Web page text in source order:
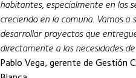
habitantes, especialmente en los
creciendo en la comuna. Vamos
desarrollar proyectos que
directamente a las necesidades
Pablo Vega, gerente de Gestión